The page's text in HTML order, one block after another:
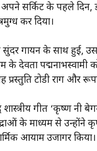
सर्किट के पहले दिन,
कर दिया।
गायन के साथ हुई,
के देवता
यह प्रस्तुति टोडी राग
शास्त्रीय गीत ‘कृष्ण नी
के माध्यम से
आयाम उजागर किया।